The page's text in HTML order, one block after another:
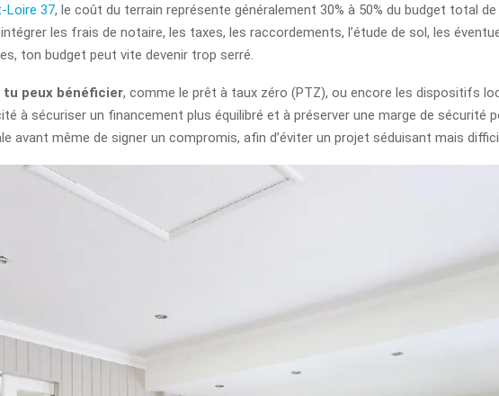
Loire 37, le coût du terrain représente généralement 30% à 50% du budget total
les frais de notaire, les taxes, les raccordements, l’étude de sol, les
ton budget peut vite devenir trop serré.
tu peux bénéficier, comme le prêt à taux zéro (PTZ), ou encore les dispositifs
à sécuriser un financement plus équilibré et à préserver une marge de sécurité
avant même de signer un compromis, afin d’éviter un projet séduisant mais